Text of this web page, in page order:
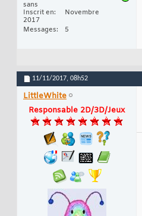
sans
Inscrit en
Novembre
2017
Messages
5
11/11/2017, 08h52
LittleWhite
Responsable 2D/3D/Jeux